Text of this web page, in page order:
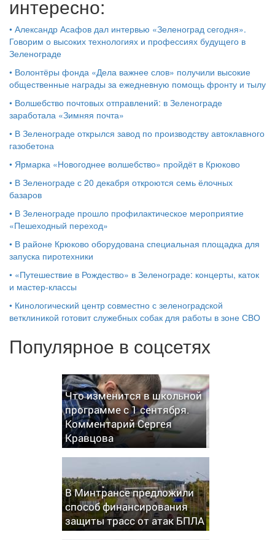
интересно:
• Александр Асафов дал интервью «Зеленоград сегодня».
Говорим о высоких технологиях и профессиях будущего в
Зеленограде
• Волонтёры фонда «Дела важнее слов» получили высокие
общественные награды за ежедневную помощь фронту и тылу
• Волшебство почтовых отправлений: в Зеленограде
заработала «Зимняя почта»
• В Зеленограде открылся завод по производству автоклавного
газобетона
• Ярмарка «Новогоднее волшебство» пройдёт в Крюково
• В Зеленограде с 20 декабря откроются семь ёлочных
базаров
• В Зеленограде прошло профилактическое мероприятие
«Пешеходный переход»
• В районе Крюково оборудована специальная площадка для
запуска пиротехники
• «Путешествие в Рождество» в Зеленограде: концерты, каток
и мастер‑классы
• Кинологический центр совместно с зеленоградской
ветклиникой готовит служебных собак для работы в зоне СВО
Популярное в соцсетях
Что изменится в школьной
программе с 1 сентября.
Комментарий Сергея
Кравцова
В Минтрансе предложили
способ финансирования
защиты трасс от атак БПЛА